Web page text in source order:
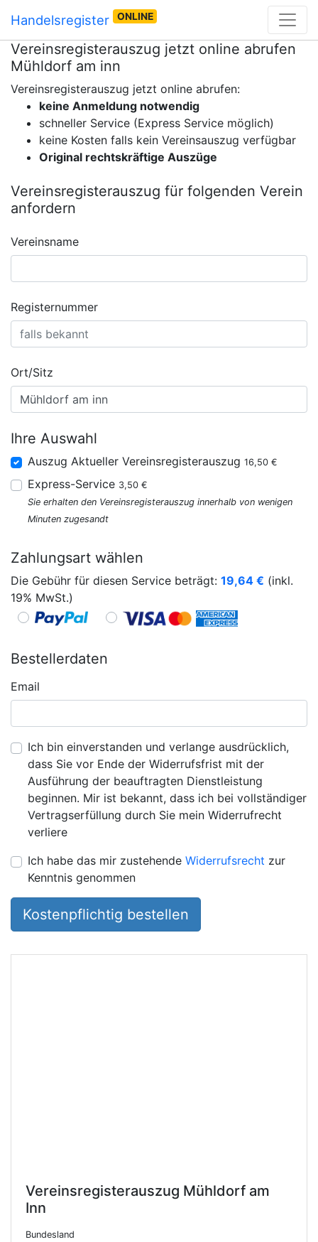
Handelsregister ONLINE
Vereinsregisterauszug Mühldorf am
Inn
Bundesland
Vereinsregisterauszug jetzt online abrufen
Mühldorf am inn
Vereinsregisterauszug jetzt online abrufen:
keine Anmeldung notwendig
schneller Service (Express Service möglich)
keine Kosten falls kein Vereinsauszug verfügbar
Original rechtskräftige Auszüge
Vereinsregisterauszug für folgenden Verein
anfordern
Vereinsname
Registernummer
Ort/Sitz
Ihre Auswahl
Auszug Aktueller Vereinsregisterauszug 16,50 €
Express-Service 3,50 €
Sie erhalten den Vereinsregisterauszug innerhalb von wenigen
Minuten zugesandt
Zahlungsart wählen
Die Gebühr für diesen Service beträgt: 19,64 € (inkl.
19% MwSt.)
Bestellerdaten
Email
Ich bin einverstanden und verlange ausdrücklich,
dass Sie vor Ende der Widerrufsfrist mit der
Ausführung der beauftragten Dienstleistung
beginnen. Mir ist bekannt, dass ich bei vollständiger
Vertragserfüllung durch Sie mein Widerrufrecht
verliere
Ich habe das mir zustehende Widerrufsrecht zur
Kenntnis genommen
Kostenpflichtig bestellen